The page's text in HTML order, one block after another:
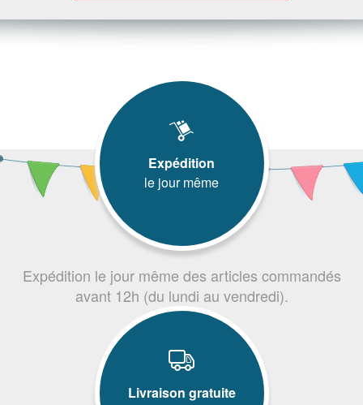
Expédition
le jour même
Expédition le jour même des articles commandés
avant 12h (du lundi au vendredi).
Livraison gratuite